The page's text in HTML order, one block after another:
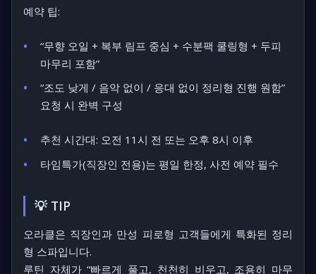
예약 팁:
“무향 오일 + 복부 림프 중심 + 수분팩 쿨링형 + 두피
마무리 포함”
“조도 낮게 / 음악 없이 / 응대 없이 정리형 진행 원함”
요청 시 완벽 구성
추천 시간대: 오전 11시 전 또는 오후 8시 이후
타임특가(직장인 전용)는 평일 한정, 사전 예약 필수
💡 TIP
오라클은 직장인과 만성 피로형 고객들에게 특화된 정리
형 스파입니다.
루틴 자체가 “빠르게 풀고, 천천히 비우고, 조용히 마무